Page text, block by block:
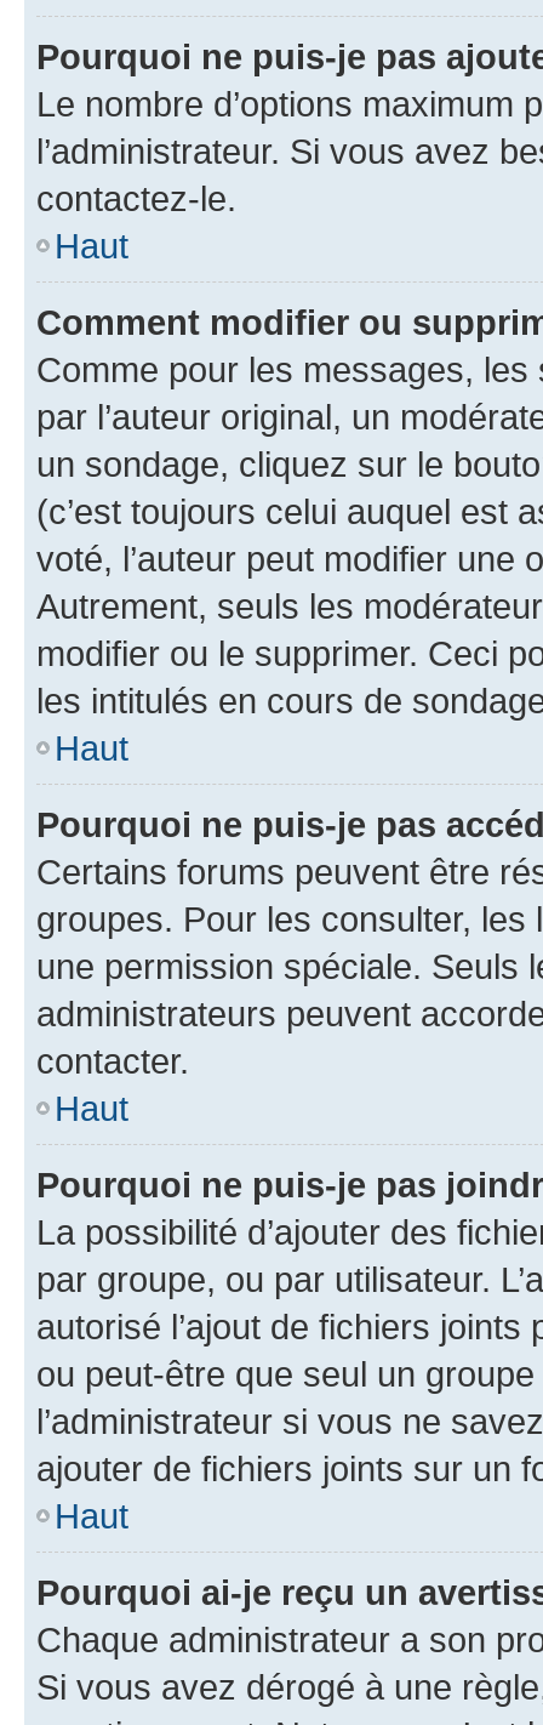
Pourquoi ne puis-je pas
Le nombre d’options maximum
l’administrateur. Si vous avez
contactez-le.
Haut
Comment modifier ou
Comme pour les messages,
par l’auteur original, un
un sondage, cliquez sur le
(c’est toujours celui auquel est
voté, l’auteur peut modifier une
Autrement, seuls les
modifier ou le supprimer. Ceci
les intitulés en cours de
Haut
Pourquoi ne puis-je pas
Certains forums peuvent être
groupes. Pour les consulter,
une permission spéciale. Seuls
administrateurs peuvent
contacter.
Haut
Pourquoi ne puis-je pas
La possibilité d’ajouter des
par groupe, ou par utilisateur.
autorisé l’ajout de fichiers
ou peut-être que seul un
l’administrateur si vous ne
ajouter de fichiers joints sur un
Haut
Pourquoi ai-je reçu un
Chaque administrateur a son
Si vous avez dérogé à une